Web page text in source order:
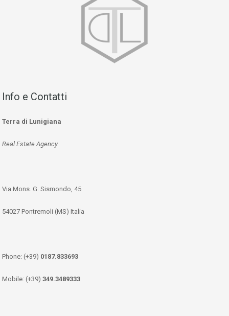
Info e Contatti
Terra di Lunigiana
Real Estate Agency
Via Mons. G. Sismondo, 45
54027 Pontremoli (MS) Italia
Phone: (+39) 0187.833693
Mobile: (+39) 349.3489333